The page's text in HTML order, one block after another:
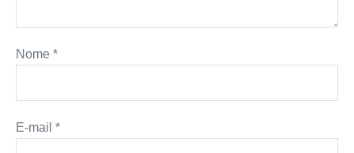
Nome *
E-mail *